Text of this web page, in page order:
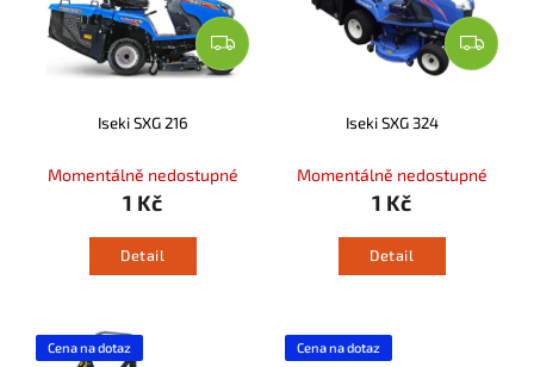
Iseki SXG 216
Momentálně nedostupné
1 Kč
Detail
Iseki SXG 324
Momentálně nedostupné
1 Kč
Detail
Cena na dotaz Cena na dotaz